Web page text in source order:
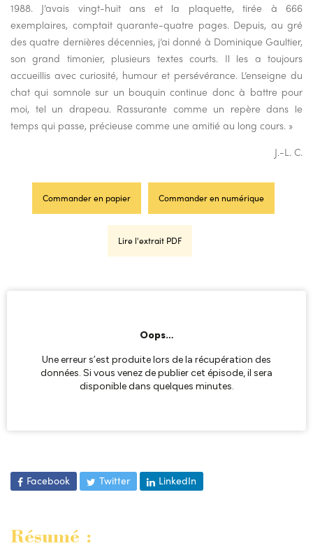
1988. J’avais vingt-huit ans et la plaquette, tirée à 666
exemplaires, comptait quarante-quatre pages. Depuis, au gré
des quatre dernières décennies, j’ai donné à Dominique Gaultier,
son grand timonier, plusieurs textes courts. Il les a toujours
accueillis avec curiosité, humour et persévérance. L’enseigne du
chat qui somnole sur un bouquin continue donc à battre pour
moi, tel un drapeau. Rassurante comme un repère dans le
temps qui passe, précieuse comme une amitié au long cours. »
J.-L. C.
Commander en papier Commander en numérique
Lire l'extrait PDF
Facebook Twitter LinkedIn
Résumé :